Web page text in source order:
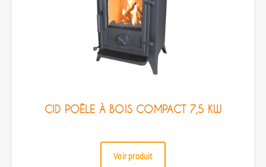
CID POÊLE À BOIS COMPACT 7,5 KW
Voir produit